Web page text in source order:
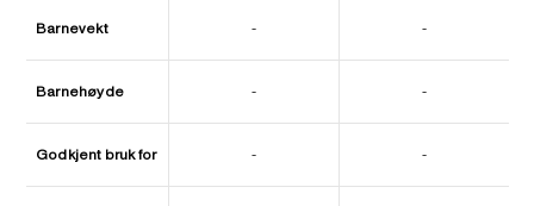
Barnevekt - -
Barnehøyde - -
Godkjent bruk for - -